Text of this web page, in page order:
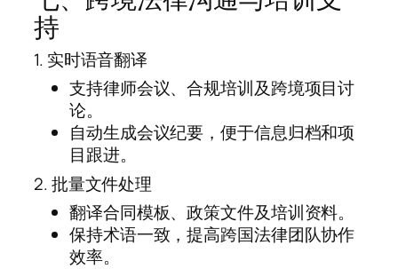
持
1. 实时语音翻译
支持律师会议、合规培训及跨境项目讨
论。
自动生成会议纪要，便于信息归档和项
目跟进。
2. 批量文件处理
翻译合同模板、政策文件及培训资料。
保持术语一致，提高跨国法律团队协作
效率。